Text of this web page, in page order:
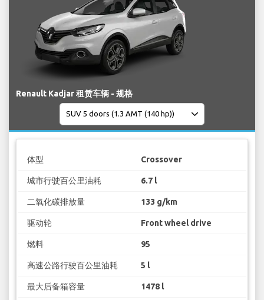
Renault Kadjar 租赁车辆 - 规格
体型 Crossover
城市行驶百公里油耗 6.7 l
二氧化碳排放量 133 g/km
驱动轮 Front wheel drive
燃料 95
高速公路行驶百公里油耗 5 l
最大后备箱容量 1478 l